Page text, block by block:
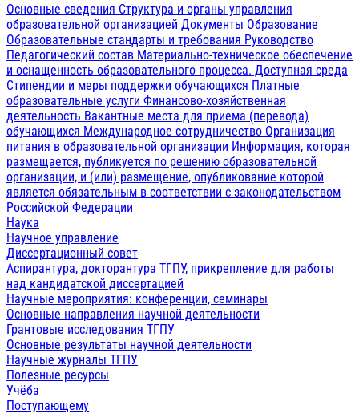
Основные сведения Структура и органы управления
образовательной организацией Документы Образование
Образовательные стандарты и требования Руководство
Педагогический состав Материально-техническое обеспечение
и оснащенность образовательного процесса. Доступная среда
Стипендии и меры поддержки обучающихся Платные
образовательные услуги Финансово-хозяйственная
деятельность Вакантные места для приема (перевода)
обучающихся Международное сотрудничество Организация
питания в образовательной организации Информация, которая
размещается, публикуется по решению образовательной
организации, и (или) размещение, опубликование которой
является обязательным в соответствии с законодательством
Российской Федерации
Наука
Научное управление
Диссертационный совет
Аспирантура, докторантура ТГПУ, прикрепление для работы
над кандидатской диссертацией
Научные мероприятия: конференции, семинары
Основные направления научной деятельности
Грантовые исследования ТГПУ
Основные результаты научной деятельности
Научные журналы ТГПУ
Полезные ресурсы
Учёба
Поступающему